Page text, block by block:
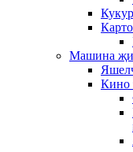
Машина
Кино